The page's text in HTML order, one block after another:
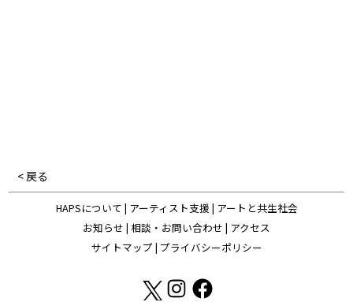
< 戻る
HAPSについて | アーティスト支援 | アートと共生社会
お知らせ | 相談・お問い合わせ | アクセス
サイトマップ | プライバシーポリシー